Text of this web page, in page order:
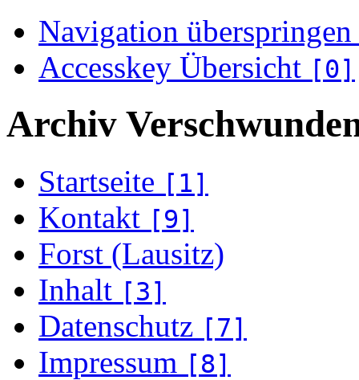
Navigation überspringen
Accesskey Übersicht [0]
Archiv
Startseite [1]
Kontakt [9]
Forst (Lausitz)
Inhalt [3]
Datenschutz [7]
Impressum [8]